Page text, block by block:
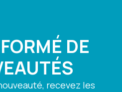
DE
recevez les